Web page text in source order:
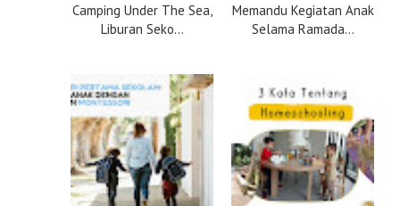
Camping Under The Sea,
Liburan Seko...
Memandu Kegiatan Anak
Selama Ramada...